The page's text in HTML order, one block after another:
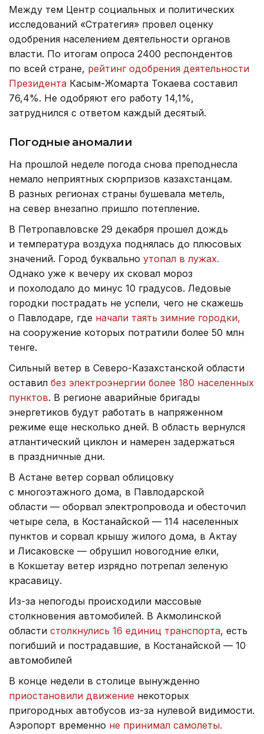
Между тем Центр социальных и политических
исследований «Стратегия» провел оценку
одобрения населением деятельности органов
власти. По итогам опроса 2400 респондентов
по всей стране, рейтинг одобрения деятельности
Президента Касым-Жомарта Токаева составил
76,4%. Не одобряют его работу 14,1%,
затруднился с ответом каждый десятый.
Погодные аномалии
На прошлой неделе погода снова преподнесла
немало неприятных сюрпризов казахстанцам.
В разных регионах страны бушевала метель,
на север внезапно пришло потепление.
В Петропавловске 29 декабря прошел дождь
и температура воздуха поднялась до плюсовых
значений. Город буквально утопал в лужах.
Однако уже к вечеру их сковал мороз
и похолодало до минус 10 градусов. Ледовые
городки пострадать не успели, чего не скажешь
о Павлодаре, где начали таять зимние городки,
на сооружение которых потратили более 50 млн
тенге.
Сильный ветер в Северо-Казахстанской области
оставил без электроэнергии более 180 населенных
пунктов. В регионе аварийные бригады
энергетиков будут работать в напряженном
режиме еще несколько дней. В область вернулся
атлантический циклон и намерен задержаться
в праздничные дни.
В Астане ветер сорвал облицовку
с многоэтажного дома, в Павлодарской
области — оборвал электропровода и обесточил
четыре села, в Костанайской — 114 населенных
пунктов и сорвал крышу жилого дома, в Актау
и Лисаковске — обрушил новогодние елки,
в Кокшетау ветер изрядно потрепал зеленую
красавицу.
Из-за непогоды происходили массовые
столкновения автомобилей. В Акмолинской
области столкнулись 16 единиц транспорта, есть
погибший и пострадавшие, в Костанайской — 10
автомобилей
В конце недели в столице вынужденно
приостановили движение некоторых
пригородных автобусов из-за нулевой видимости.
Аэропорт временно не принимал самолеты.